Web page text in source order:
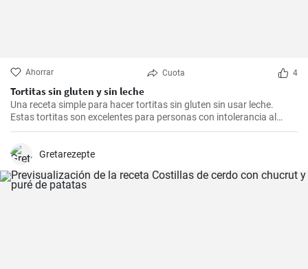
Ahorrar Cuota 4
Tortitas sin gluten y sin leche
Una receta simple para hacer tortitas sin gluten sin usar leche.
Estas tortitas son excelentes para personas con intolerancia al
gluten o la lactosa.
Gretarezepte